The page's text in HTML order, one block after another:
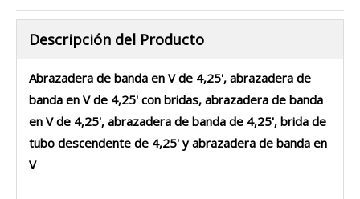
Descripción del Producto
Abrazadera de banda en V de 4,25', abrazadera de
banda en V de 4,25' con bridas, abrazadera de banda
en V de 4,25', abrazadera de banda de 4,25', brida de
tubo descendente de 4,25' y abrazadera de banda en
V